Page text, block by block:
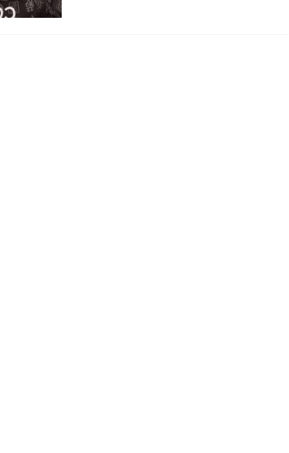
lupa a nuevo proveedor vinculado al entramado empresarial